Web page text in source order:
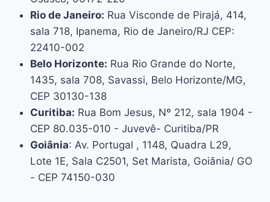
Rio de Janeiro: Rua Visconde de Pirajá, 414,
sala 718, Ipanema, Rio de Janeiro/RJ CEP:
22410-002
Belo Horizonte: Rua Rio Grande do Norte,
1435, sala 708, Savassi, Belo Horizonte/MG,
CEP 30130-138
Curitiba: Rua Bom Jesus, Nº 212, sala 1904 -
CEP 80.035-010 - Juvevê- Curitiba/PR
Goiânia: Av. Portugal , 1148, Quadra L29,
Lote 1E, Sala C2501, Set Marista, Goiânia/ GO
- CEP 74150-030